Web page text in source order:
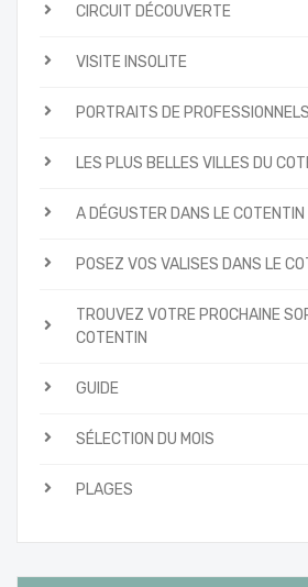
CIRCUIT DÉCOUVERTE
VISITE INSOLITE
PORTRAITS DE PROFESSIONNELS
LES PLUS BELLES VILLES DU
A DÉGUSTER DANS LE COTENTIN
POSEZ VOS VALISES DANS LE
TROUVEZ VOTRE PROCHAINE
COTENTIN
GUIDE
SÉLECTION DU MOIS
PLAGES